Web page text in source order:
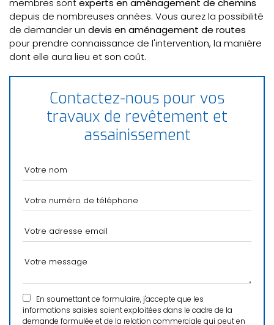
membres sontexperts en aménagement de chemins
depuis de nombreuses années. Vous aurez la possibilité
de demander un devis en aménagement de routes
pour prendre connaissance de l'intervention, la manière
dont elle aura lieu et son coût.
Contactez-nous pour vos
travaux de revêtement et
assainissement
En soumettant ce formulaire, j'accepte que les
informations saisies soient exploitées dans le cadre de la
demande formulée et de la relation commerciale qui peut en